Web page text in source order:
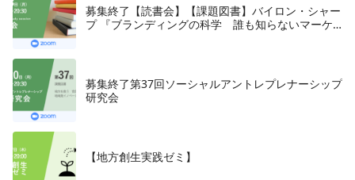
募集終了【読書会】【課題図書】バイロン・シャー
プ 『ブランディングの科学 誰も知らないマーケ
募集終了第37回ソーシャルアントレプレナーシップ
研究会
【地方創生実践ゼミ】